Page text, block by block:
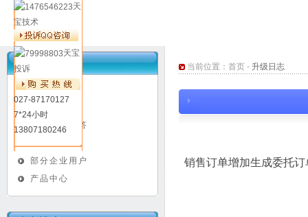
新闻动态
常见问题解答
部分企业用户
产品中心
当前位置： 首页 - 升级日志
销售订单增加生成委托
天
宝技术
天宝
投诉
027-87170127
7*24小时
13807180246